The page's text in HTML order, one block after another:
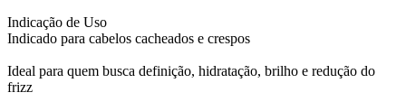
Indicação de Uso
Indicado para cabelos cacheados e crespos
Ideal para quem busca definição, hidratação, brilho e redução do
frizz